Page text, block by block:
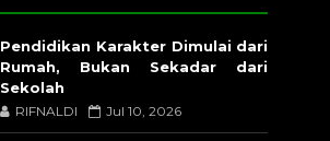
Pendidikan Karakter Dimulai dari
Rumah, Bukan Sekadar dari
Sekolah
RIFNALDI Jul 10, 2026